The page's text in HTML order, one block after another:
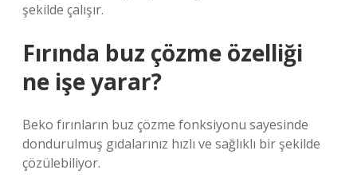
şekilde çalışır.
Fırında buz çözme özelliği
ne işe yarar?
Beko fırınların buz çözme fonksiyonu sayesinde
dondurulmuş gıdalarınız hızlı ve sağlıklı bir şekilde
çözülebiliyor.